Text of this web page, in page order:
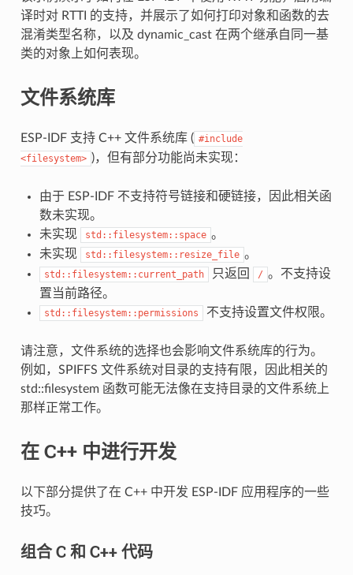
译时对 RTTI 的支持，并展示了如何打印对象和函数的去
混淆类型名称，以及 dynamic_cast 在两个继承自同一基
类的对象上如何表现。
文件系统库
ESP-IDF 支持 C++ 文件系统库 ( #include
<filesystem> )，但有部分功能尚未实现：
由于 ESP-IDF 不支持符号链接和硬链接，因此相关函
数未实现。
未实现
std::filesystem::space 。
未实现
std::filesystem::resize_file 。
std::filesystem::current_path 只返回 / 。不支持设
置当前路径。
std::filesystem::permissions 不支持设置文件权限。
请注意，文件系统的选择也会影响文件系统库的行为。
例如，SPIFFS 文件系统对目录的支持有限，因此相关的
std::filesystem 函数可能无法像在支持目录的文件系统上
那样正常工作。
在 C++ 中进行开发
以下部分提供了在 C++ 中开发 ESP-IDF 应用程序的一些
技巧。
组合 C 和 C++ 代码